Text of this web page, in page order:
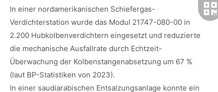
In einer nordamerikanischen Schiefergas-
Verdichterstation wurde das Modul 21747-080-00 in
2.200 Hubkolbenverdichtern eingesetzt und reduzierte
die mechanische Ausfallrate durch Echtzeit-
Überwachung der Kolbenstangenabsetzung um 67 %
(laut BP-Statistiken von 2023).
In einer saudiarabischen Entsalzungsanlage konnte ein